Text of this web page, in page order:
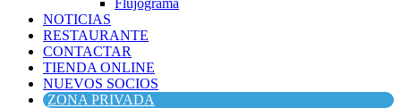
Flujograma
NOTICIAS
RESTAURANTE
CONTACTAR
TIENDA ONLINE
NUEVOS SOCIOS
ZONA PRIVADA